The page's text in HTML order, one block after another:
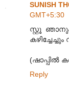
SUNISH
GMT+5:30
സ്റ്റൂ ഞാനും
(ഷാപ്പില്‍
Reply